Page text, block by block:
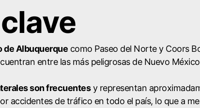
de Albuquerque como Paseo del Norte y Coors
entre las más peligrosas de Nuevo
son frecuentesy representan
accidentes de tráfico en todo el país, lo que a